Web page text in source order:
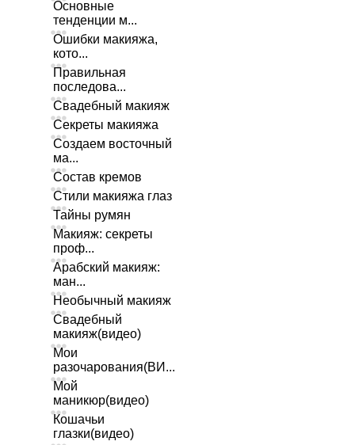
Основные
тенденции м...
Ошибки макияжа,
кото...
Правильная
последова...
Свадебный макияж
Секреты макияжа
Создаем восточный
ма...
Состав кремов
Стили макияжа глаз
Тайны румян
Макияж: секреты
проф...
Арабский макияж:
ман...
Необычный макияж
Свадебный
макияж(видео)
Мои
разочарования(ВИ...
Мой
маникюр(видео)
Кошачьи
глазки(видео)